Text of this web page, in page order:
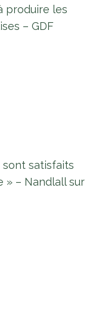
produire les
– GDF
sont satisfaits
» – Nandlall sur